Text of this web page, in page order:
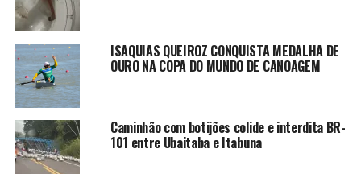
ISAQUIAS QUEIROZ CONQUISTA MEDALHA DE
OURO NA COPA DO MUNDO DE CANOAGEM
Caminhão com botijões colide e interdita BR-
101 entre Ubaitaba e Itabuna